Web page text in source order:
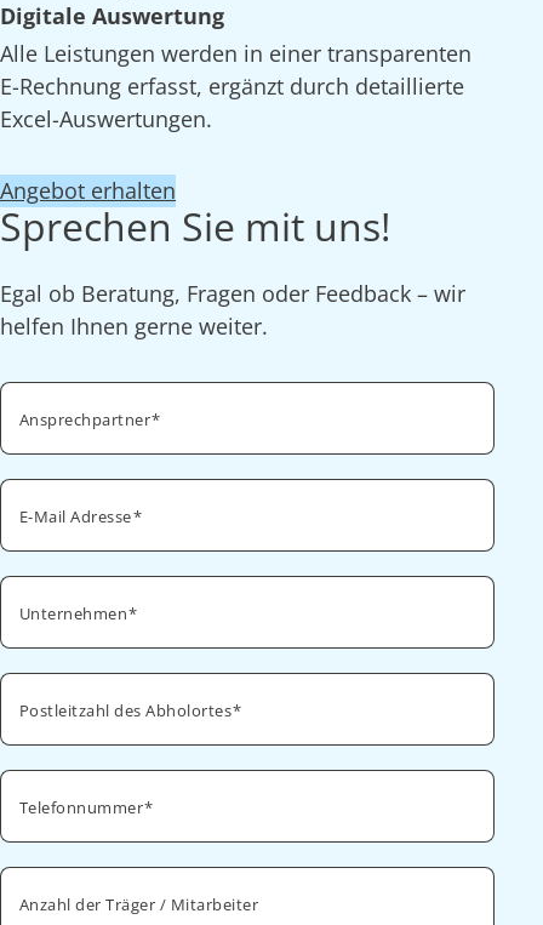
Digitale Auswertung
Alle Leistungen werden in einer transparenten
E-Rechnung erfasst, ergänzt durch detaillierte
Excel-Auswertungen.
Angebot erhalten
Sprechen Sie mit uns!
Egal ob Beratung, Fragen oder Feedback – wir
helfen Ihnen gerne weiter.
Ansprechpartner
E-Mail Adresse
Unternehmen
Postleitzahl des Abholortes
Telefonnummer
Anzahl der Träger / Mitarbeiter